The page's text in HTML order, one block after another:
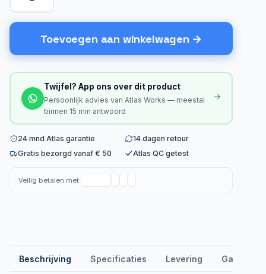
Toevoegen aan winkelwagen
Twijfel? App ons over dit product
Persoonlijk advies van Atlas Works — meestal
binnen 15 min antwoord
24 mnd Atlas garantie
14 dagen retour
Gratis bezorgd vanaf € 50
Atlas QC getest
Veilig betalen met:
Beschrijving Specificaties Levering Garantie